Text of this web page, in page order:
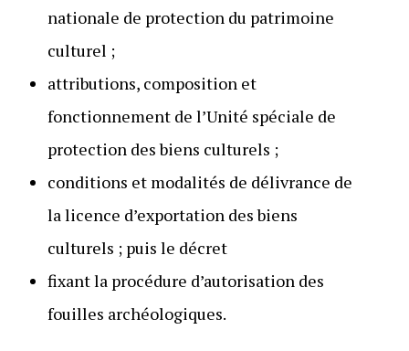
nationale de protection du patrimoine
culturel ;
attributions, composition et
fonctionnement de l’Unité spéciale de
protection des biens culturels ;
conditions et modalités de délivrance de
la licence d’exportation des biens
culturels ; puis le décret
fixant la procédure d’autorisation des
fouilles archéologiques.